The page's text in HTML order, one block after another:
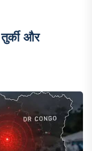
और